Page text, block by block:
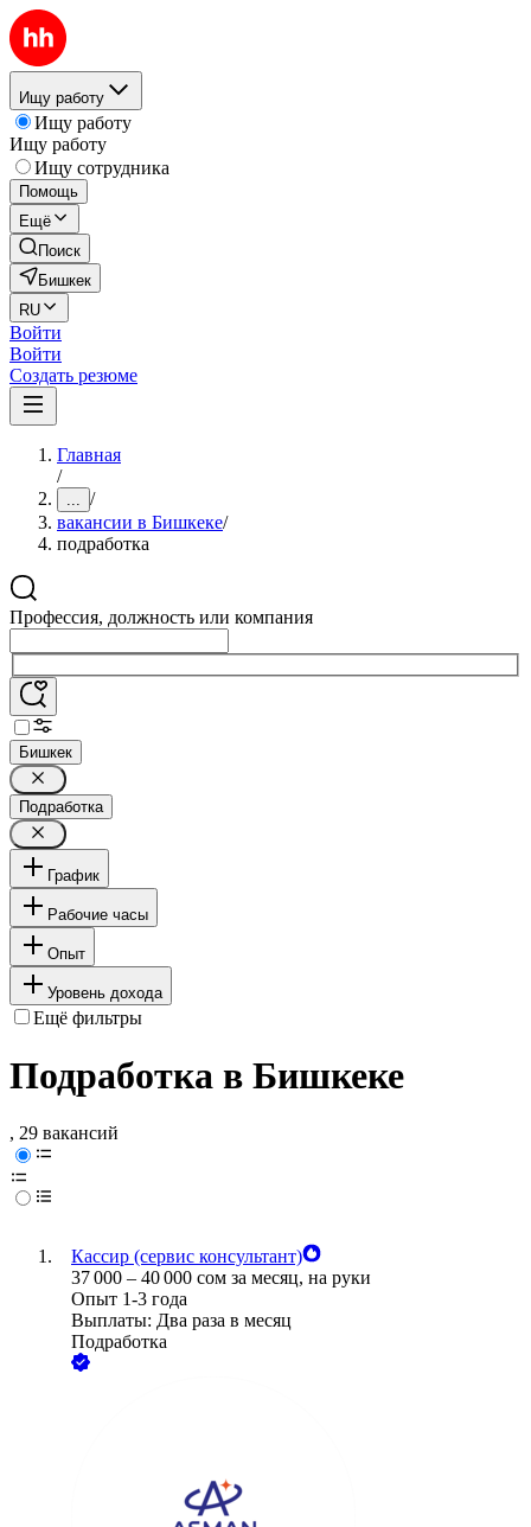
Ищу работу
Ищу работу
Ищу работу
Ищу сотрудника
Помощь
Ещё
Поиск
Бишкек
RU
Войти
Войти
Создать резюме
Главная
/
... /
вакансии в Бишкеке/
подработка
Профессия, должность или компания
Бишкек
Подработка
График
Рабочие часы
Опыт
Уровень дохода
Ещё фильтры
Подработка в Бишкеке
, 29 вакансий
Кассир (сервис консультант)
37 000 – 40 000 сом за месяц, на руки
Опыт 1-3 года
Выплаты: Два раза в месяц
Подработка